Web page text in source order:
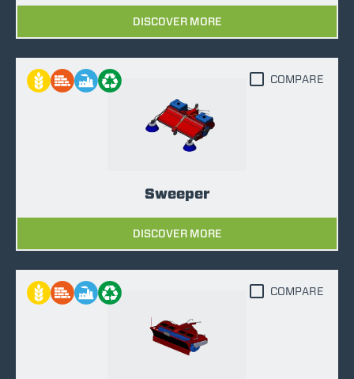
DISCOVER MORE
Sweeper
DISCOVER MORE
COMPARE
COMPARE